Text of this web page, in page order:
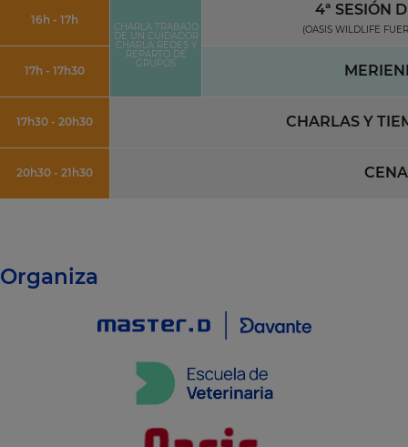
16h - 17h
17h - 17h30
17h30 - 20h30
20h30 - 21h30
CHARLA TRABAJO
DE UN CUIDADOR
CHARLA REDES Y
REPARTO DE
GRUPOS
4ª SESIÓN
(OASIS WILDLIFE
CHARLAS Y
CENA
Organiza